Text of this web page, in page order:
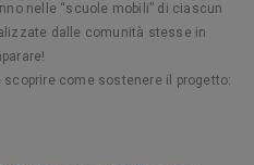
nelle “scuole mobili” di ciascun
dalle comunità stesse in
come sostenere il progetto: